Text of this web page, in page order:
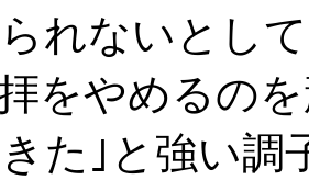
れないとし
をやめるの
た｣と強い調